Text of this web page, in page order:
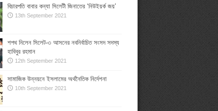
বিচারপতি বাবার কন্যা সিলেটী জিনাতের ‘নিউইয়র্ক জয়’
13th September 2021
শপথ নিলেন সিলেট-৩ আসনের নবনির্বাচিত সংসদ সদস্য
হাবিবুর রহমান
12th September 2021
সামাজিক উন্নয়নে ইসলামের অর্থনৈতিক নির্দেশনা
10th September 2021